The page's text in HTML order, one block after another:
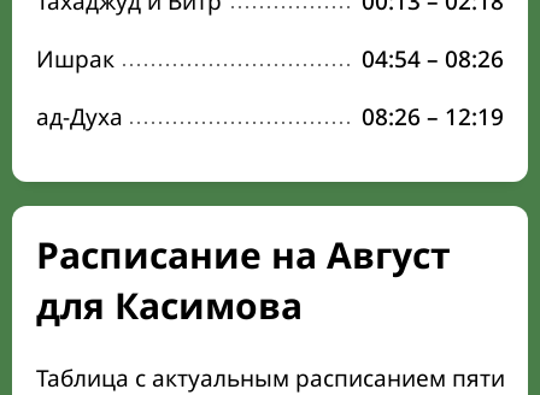
Ишрак
04:54– 08:26
ад-Духа
08:26 – 12:19
Расписание на Август
для Касимова
Таблица с актуальным расписанием пяти